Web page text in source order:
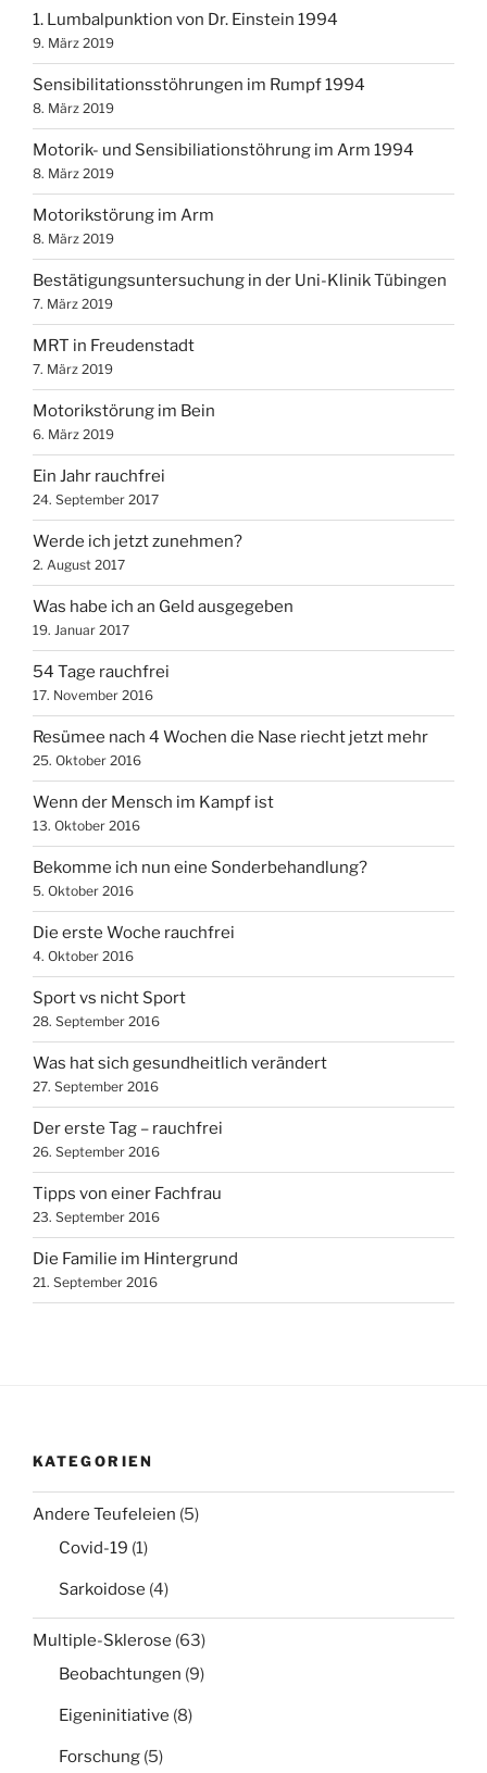
1. Lumbalpunktion von Dr. Einstein 1994
9. März 2019
Sensibilitationsstöhrungen im Rumpf 1994
8. März 2019
Motorik- und Sensibiliationstöhrung im Arm 1994
8. März 2019
Motorikstörung im Arm
8. März 2019
Bestätigungsuntersuchung in der Uni-Klinik Tübingen
7. März 2019
MRT in Freudenstadt
7. März 2019
Motorikstörung im Bein
6. März 2019
Ein Jahr rauchfrei
24. September 2017
Werde ich jetzt zunehmen?
2. August 2017
Was habe ich an Geld ausgegeben
19. Januar 2017
54 Tage rauchfrei
17. November 2016
Resümee nach 4 Wochen die Nase riecht jetzt mehr
25. Oktober 2016
Wenn der Mensch im Kampf ist
13. Oktober 2016
Bekomme ich nun eine Sonderbehandlung?
5. Oktober 2016
Die erste Woche rauchfrei
4. Oktober 2016
Sport vs nicht Sport
28. September 2016
Was hat sich gesundheitlich verändert
27. September 2016
Der erste Tag – rauchfrei
26. September 2016
Tipps von einer Fachfrau
23. September 2016
Die Familie im Hintergrund
21. September 2016
KATEGORIEN
Andere Teufeleien (5)
Covid-19 (1)
Sarkoidose (4)
Multiple-Sklerose (63)
Beobachtungen (9)
Eigeninitiative (8)
Forschung (5)